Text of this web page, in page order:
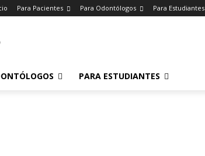
Para Pacientes Para Odontólogos Para Estudiantes
PARA ESTUDIANTES